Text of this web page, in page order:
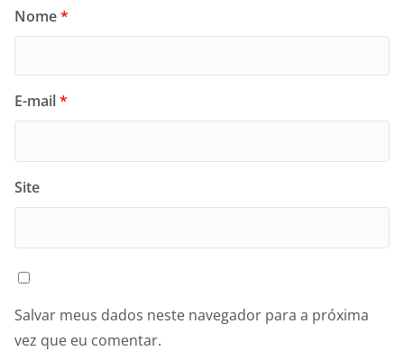
Nome*
E-mail*
Site
Salvar meus dados neste navegador para a próxima
vez que eu comentar.